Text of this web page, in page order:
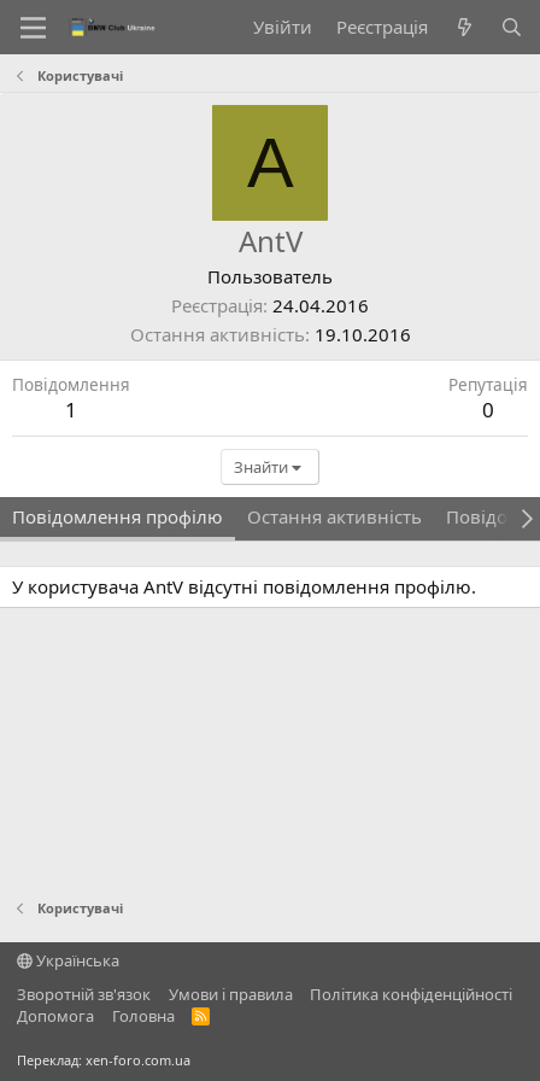
Увійти Реєстрація
Користувачі
A
AntV
Пользователь
Реєстрація 24.04.2016
Остання активність 19.10.2016
Повідомлення
1
Репутація
0
Знайти
Повідомлення профілю Остання активність
У користувача AntV відсутні повідомлення профілю.
Користувачі
Українська
Зворотній зв'язок
Умови і правила
Політика конфіденційності
Дoпoмoга
Головна
R
Переклад: xen-foro.com.ua